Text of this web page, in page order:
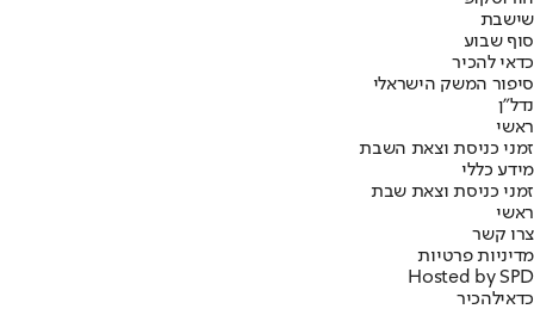
שישבת
סוף שבוע
כדאי להכיר
סיפור המשק הישראלי
נדל"ן
ראשי
זמני כניסת וצאת השבת
מידע כללי
זמני כניסת וצאת שבת
ראשי
צרו קשר
מדיניות פרטיות
Hosted by SPD
כדאילהכיר